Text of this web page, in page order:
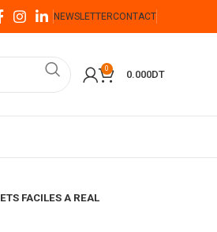
NEWSLETTERCONTACT
0
0.000DT
FACILES A REAL